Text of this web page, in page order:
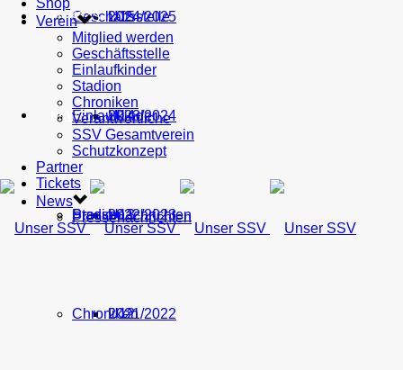
U15
U14
U13
U12
2024/2025
2023/2024
2022/2023
2021/2022
Geschäftsstelle
Einlaufkinder
Stadion
Chroniken
TICKETS
NEWS
Pressenachrichten
Shop
Verein
Mitglied werden
Geschäftsstelle
Einlaufkinder
Stadion
Chroniken
Verantwortliche
SSV Gesamtverein
Schutzkonzept
Partner
Tickets
News
Pressenachrichten